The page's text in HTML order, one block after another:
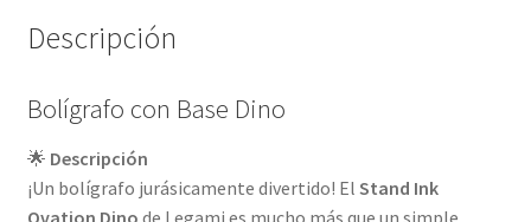
Descripción
Bolígrafo con Base Dino
🌟 Descripción
¡Un bolígrafo jurásicamente divertido! El Stand Ink